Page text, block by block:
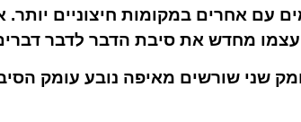
עם אחרים במקומות חיצוניים
עצמו מחדש את סיבת הדבר לדבר
שני שורשים מאיפה נובע עומק